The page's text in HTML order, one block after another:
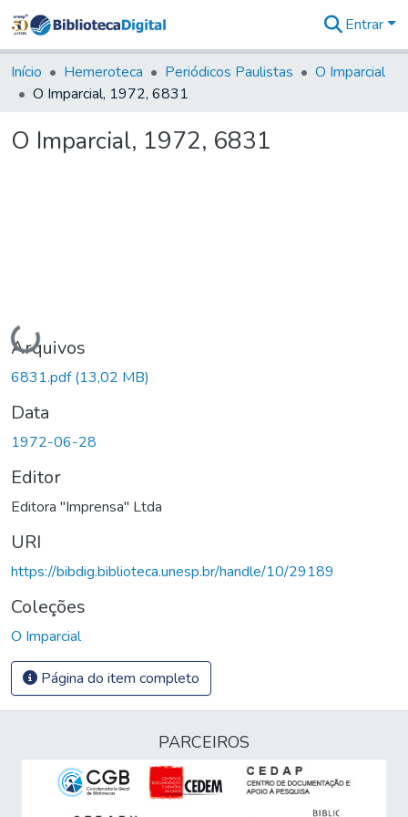
&
Coleções
Tudo na
Digital
Entrar
Início Hemeroteca Periódicos Paulistas
O Imparcial
O Imparcial, 1972, 6831
O Imparcial, 1972, 6831
Carregando...
Arquivos
6831.pdf(13,02 MB)
Data
1972-06-28
Editor
Editora "Imprensa" Ltda
URI
https://bibdig.biblioteca.unesp.br/handle/10/29189
Coleções
O Imparcial
Página do item completo
PARCEIROS